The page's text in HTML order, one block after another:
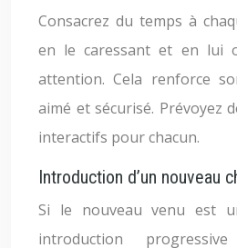
Consacrez du temps à
en le caressant et en lui
attention. Cela renforce
aimé et sécurisé. Prévoyez
interactifs pour chacun.
Introduction d’un nouveau
Si le nouveau venu est
introduction